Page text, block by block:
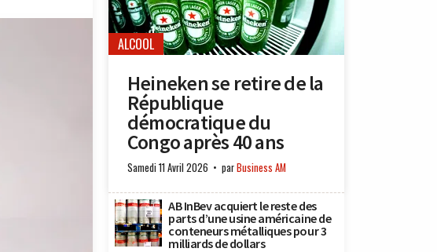
ALCOOL
Heineken se retire de la
République
démocratique du
Congo après 40 ans
Samedi 11 Avril 2026 parBusiness AM
AB InBev acquiert le reste des
parts d’une usine américaine de
conteneurs métalliques pour 3
milliards de dollars